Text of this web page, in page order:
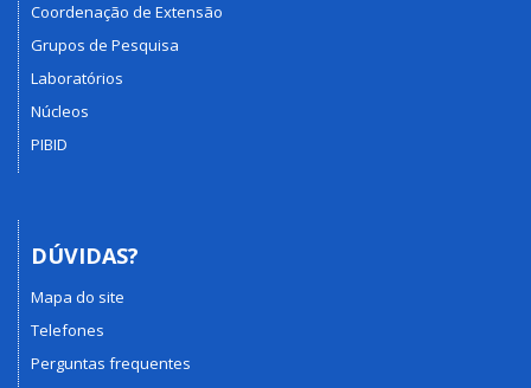
Coordenação de Extensão
Grupos de Pesquisa
Laboratórios
Núcleos
PIBID
DÚVIDAS?
Mapa do site
Telefones
Perguntas frequentes